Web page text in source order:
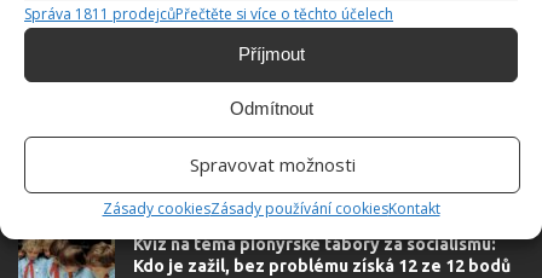
Správa 1811 prodejcůPřečtěte si více o těchto účelech
Příjmout
Odmítnout
Spravovat možnosti
Zásady cookiesZásady používání cookiesKontakt
nesekání trávy. Záleží i na prostředku a lokaci
1.6.2026
Kvíz na téma pionýrské tábory za socialismu:
Kdo je zažil, bez problému získá 12 ze 12 bodů